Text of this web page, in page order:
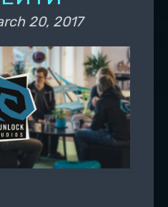
20, 2017